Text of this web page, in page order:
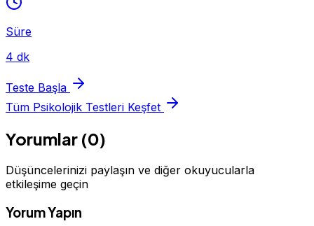
Süre
4 dk
Teste Başla
Tüm Psikolojik Testleri Keşfet
Yorumlar (0)
Düşüncelerinizi paylaşın ve diğer okuyucularla
etkileşime geçin
Yorum Yapın